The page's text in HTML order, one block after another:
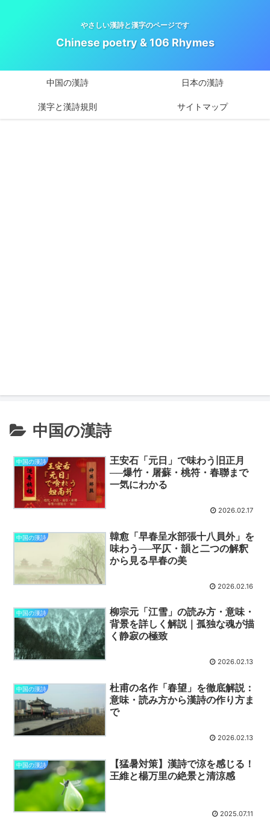
やさしい漢詩と漢字のページです
Chinese poetry & 106 Rhymes
中国の漢詩 日本の漢詩
漢字と漢詩規則 サイトマップ
中国の漢詩
中国の漢詩
王安石「元日」で味わう旧正月
──爆竹・屠蘇・桃符・春聯まで
一気にわかる
2026.02.17
中国の漢詩
韓愈「早春呈水部張十八員外」を
味わう──平仄・韻と二つの解釈
から見る早春の美
2026.02.16
中国の漢詩
柳宗元「江雪」の読み方・意味・
背景を詳しく解説｜孤独な魂が描
く静寂の極致
2026.02.13
中国の漢詩
杜甫の名作「春望」を徹底解説：
意味・読み方から漢詩の作り方ま
で
2026.02.13
中国の漢詩
【猛暑対策】漢詩で涼を感じる！
王維と楊万里の絶景と清涼感
2025.07.11